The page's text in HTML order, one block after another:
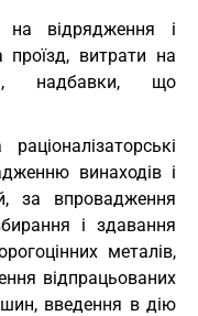
на відрядження і
проїзд, витрати на
надбавки, що
винаходів і
за впровадження
і здавання
металів,
відпрацьованих
введення в дію